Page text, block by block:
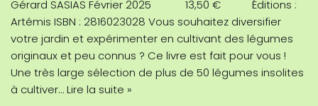
Gérard SASIAS Février 2025 13,50 € Éditions :
Artémis ISBN : 2816023028 Vous souhaitez diversifier
votre jardin et expérimenter en cultivant des légumes
originaux et peu connus ? Ce livre est fait pour vous !
Une très large sélection de plus de 50 légumes insolites
à cultiver…Lire la suite »